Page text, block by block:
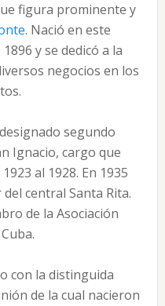
figura prominente y
. Nació en este
y se dedicó a la
negocios en los
segundo
Ignacio, cargo que
al 1928. En 1935
central Santa Rita.
de la Asociación
con la distinguida
de la cual nacieron